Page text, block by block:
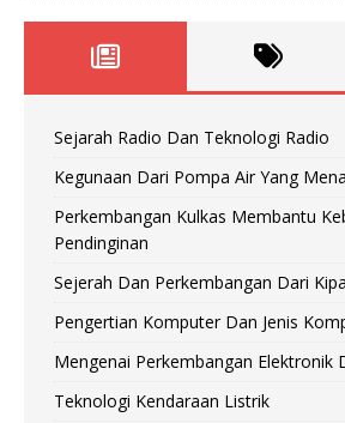
Sejarah Radio Dan Teknologi Radio
Kegunaan Dari Pompa Air Yang
Perkembangan Kulkas Membantu
Pendinginan
Sejerah Dan Perkembangan Dari
Pengertian Komputer Dan Jenis
Mengenai Perkembangan Elektronik
Teknologi Kendaraan Listrik